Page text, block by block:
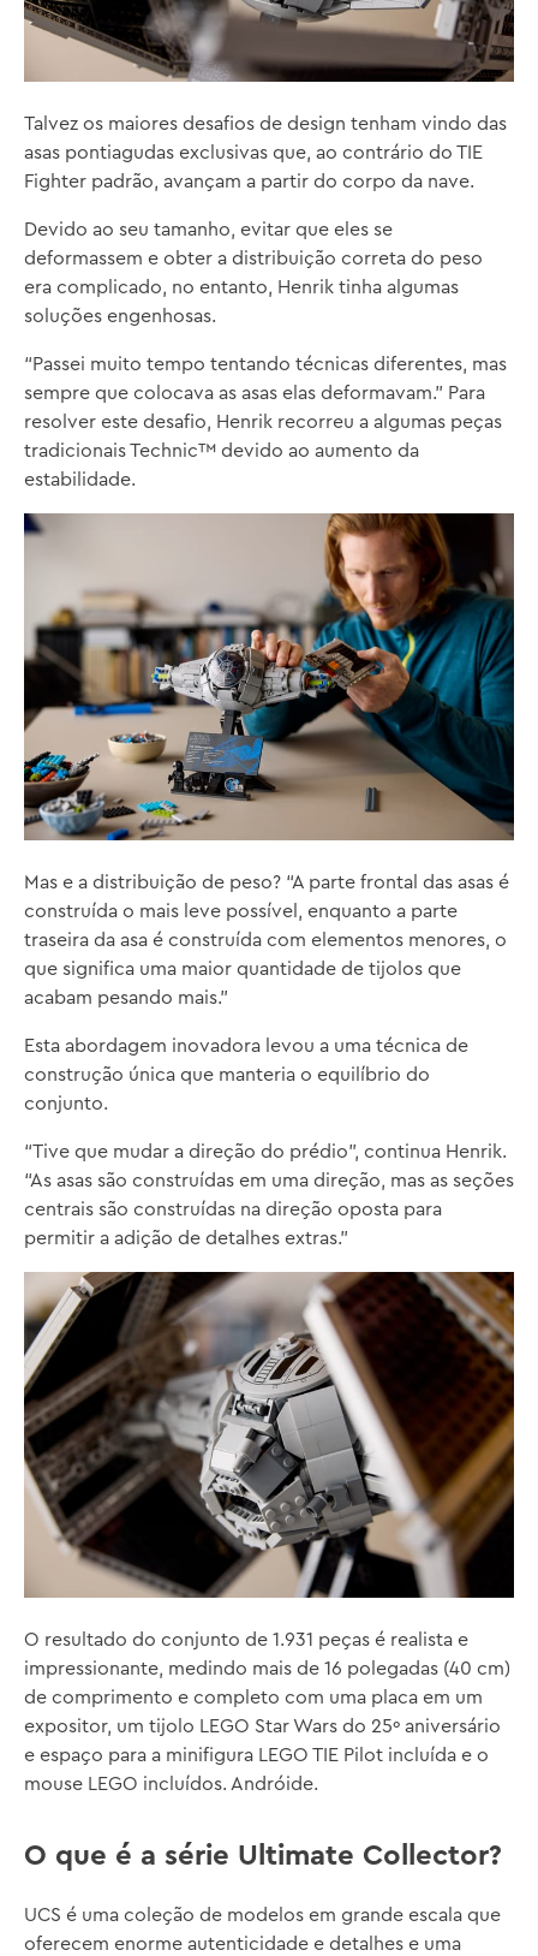
Talvez os maiores desafios de design tenham vindo das
asas pontiagudas exclusivas que, ao contrário do TIE
Fighter padrão, avançam a partir do corpo da nave.
Devido ao seu tamanho, evitar que eles se
deformassem e obter a distribuição correta do peso
era complicado, no entanto, Henrik tinha algumas
soluções engenhosas.
“Passei muito tempo tentando técnicas diferentes, mas
sempre que colocava as asas elas deformavam.” Para
resolver este desafio, Henrik recorreu a algumas peças
tradicionais Technic™ devido ao aumento da
estabilidade.
Mas e a distribuição de peso? “A parte frontal das asas é
construída o mais leve possível, enquanto a parte
traseira da asa é construída com elementos menores, o
que significa uma maior quantidade de tijolos que
acabam pesando mais.”
Esta abordagem inovadora levou a uma técnica de
construção única que manteria o equilíbrio do
conjunto.
“Tive que mudar a direção do prédio”, continua Henrik.
“As asas são construídas em uma direção, mas as seções
centrais são construídas na direção oposta para
permitir a adição de detalhes extras.”
O resultado do conjunto de 1.931 peças é realista e
impressionante, medindo mais de 16 polegadas (40 cm)
de comprimento e completo com uma placa em um
expositor, um tijolo LEGO Star Wars do 25º aniversário
e espaço para a minifigura LEGO TIE Pilot incluída e o
mouse LEGO incluídos. Andróide.
O que é a série Ultimate Collector?
UCS é uma coleção de modelos em grande escala que
oferecem enorme autenticidade e detalhes e uma